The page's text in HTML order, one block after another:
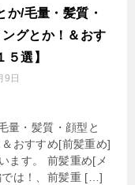
/毛量・髪質・
グとか！＆おす
選】
9日
量・髪質・顔型と
おすすめ[前髪重め]
ます。 前髪重め[メ
では！、前髪重 […]